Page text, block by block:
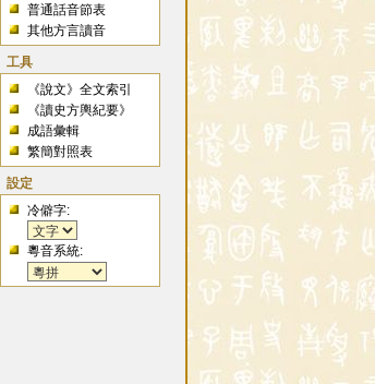
普通話音節表
其他方言讀音
工具
《說文》全文索引
《讀史方輿紀要》
成語彙輯
繁簡對照表
設定
冷僻字:
粵音系統: